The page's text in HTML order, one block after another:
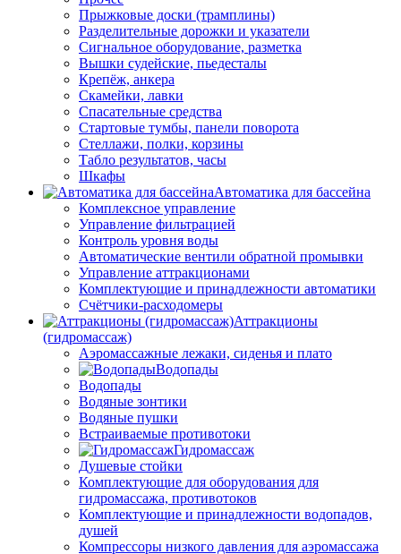
Прыжковые доски (трамплины)
Разделительные дорожки и указатели
Cигнальное оборудование, разметка
Вышки судейские, пьедесталы
Крепёж, анкера
Скамейки, лавки
Спасательные средства
Стартовые тумбы, панели поворота
Стеллажи, полки, корзины
Табло результатов, часы
Шкафы
Автоматика для бассейна
Комплексное управление
Управление фильтрацией
Контроль уровня воды
Автоматические вентили обратной промывки
Управление аттракционами
Комплектующие и принадлежности автоматики
Счётчики-расходомеры
Аттракционы
(гидромассаж)
Аэромассажные лежаки, сиденья и плато
Водопады
Водопады
Водяные зонтики
Водяные пушки
Встраиваемые противотоки
Гидромассаж
Душевые стойки
Комплектующие для оборудования для
гидромассажа, противотоков
Комплектующие и принадлежности водопадов,
душей
Компрессоры низкого давления для аэромассажа